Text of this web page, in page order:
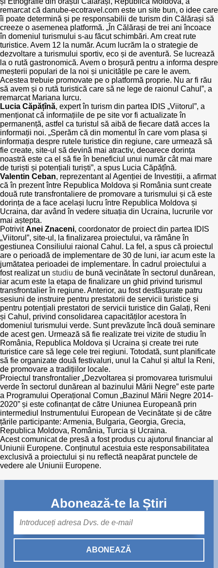
remarcat că danube-ecotravel.com este un site bun, o idee care
îi poate determină și pe responsabilii de turism din Călărași să
creeze o asemenea platformă. „În Călărași de trei ani încoace
în domeniul turismului s-au făcut schimbări. Am creat rute
turistice. Avem 12 la număr. Acum lucrăm la o strategie de
dezvoltare a turismului sportiv, eco și de aventură. Se lucrează
la o rută gastronomică. Avem o broșură pentru a informa despre
meșterii populari de la noi și unicitățile pe care le avem.
Acestea trebuie promovate pe o platformă proprie. Nu ar fi rău
să avem și o rută turistică care să ne lege de raionul Cahul”, a
remarcat Mariana Iurcu.
Lucia Căpățînă, expert în turism din partea IDIS „Viitorul”, a
menționat că informațiile de pe site vor fi actualizate în
permanență, astfel ca turistul să aibă de fiecare dată acces la
informații noi. „Sperăm că din momentul în care vom plasa și
informația despre rutele turistice din regiune, care urmează să
fie create, site-ul să devină mai atractiv, deoarece dorința
noastră este ca el să fie în beneficiul unui număr cât mai mare
de turiști și potențiali turiști”, a spus Lucia Căpățînă.
Valentin Ceban, reprezentant al Agenției de Investiții, a afirmat
că în prezent între Republica Moldova și România sunt create
două rute transfrontaliere de promovare a turismului și că este
dorința de a face același lucru între Republica Moldova și
Ucraina, dar având în vedere situația din Ucraina, lucrurile vor
mai aștepta.
PotrivitAnei Znaceni, coordonator de proiect din partea IDIS
„Viitorul”, site-ul, la finalizarea proiectului, va rămâne în
gestiunea Consiliului raional Cahul. La fel, a spus că proiectul
are o perioadă de implementare de 30 de luni, iar acum este la
jumătatea perioadei de implementare. În cadrul proiectului a
fost realizat un studiu de bună vecinătate în sectorul dunărean,
iar acum este la etapa de finalizare un ghid privind turismul
transfrontalier în regiune. Anterior, au fost desfășurate patru
sesiuni de instruire pentru prestatorii de servicii turistice și
pentru potențiali prestatori de servicii turistice din Galați, Reni
și Cahul, privind consolidarea capacităților acestora în
domeniul turismului verde. Sunt prevăzute încă două seminare
de acest gen. Urmează să fie realizate trei vizite de studiu în
România, Republica Moldova și Ucraina și create trei rute
turistice care să lege cele trei regiuni. Totodată, sunt planificate
să fie organizate două festivaluri, unul la Cahul și altul la Reni,
de promovare a tradițiilor locale.
Proiectul transfrontalier „Dezvoltarea și promovarea turismului
verde în sectorul dunărean al bazinului Mării Negre” este parte
a Programului Operațional Comun „Bazinul Mării Negre 2014-
2020” și este cofinanțat de către Uniunea Europeană prin
intermediul Instrumentului European de Vecinătate și de către
țările participante: Armenia, Bulgaria, Georgia, Grecia,
Republica Moldova, România, Turcia și Ucraina.
Acest comunicat de presă a fost produs cu ajutorul financiar al
Uniunii Europene. Conținutul acestuia este responsabilitatea
exclusivă a proiectului și nu reflectă neapărat punctele de
vedere ale Uniunii Europene.
Abonează-te la Știri
ABONEAZĂ